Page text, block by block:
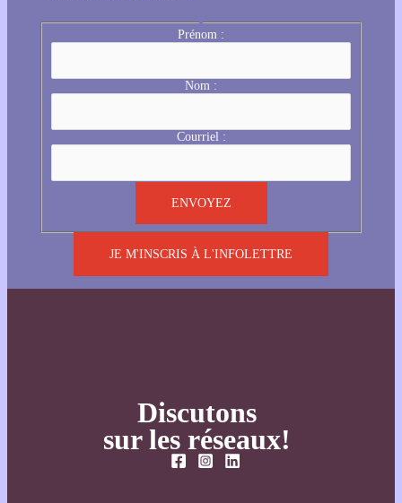
Prénom :
Nom :
Courriel :
JE M'INSCRIS À L'INFOLETTRE
Discutons
sur les réseaux!